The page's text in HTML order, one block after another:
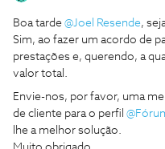
Boa tarde @Joel Resende,
Sim, ao fazer um acordo de
prestações e, querendo, a
valor total.
Envie-nos, por favor, uma
de cliente para o perfil
lhe a melhor solução.